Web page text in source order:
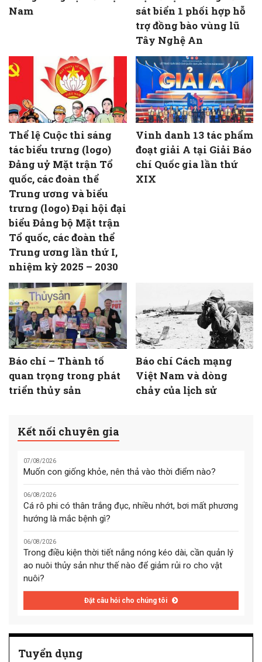
Nam
sát biển 1 phối hợp hỗ
trợ đồng bào vùng lũ
Tây Nghệ An
Thể lệ Cuộc thi sáng
tác biểu trưng (logo)
Đảng uỷ Mặt trận Tổ
quốc, các đoàn thể
Trung ương và biểu
trưng (logo) Đại hội đại
biểu Đảng bộ Mặt trận
Tổ quốc, các đoàn thể
Trung ương lần thứ I,
nhiệm kỳ 2025 – 2030
Vinh danh 13 tác phẩm
đoạt giải A tại Giải Báo
chí Quốc gia lần thứ
XIX
Báo chí – Thành tố
quan trọng trong phát
triển thủy sản
Báo chí Cách mạng
Việt Nam và dòng
chảy của lịch sử
Kết nối chuyên gia
07/08/2026
Muốn con giống khỏe, nên thả vào thời điểm nào?
06/08/2026
Cá rô phi có thân trắng đục, nhiều nhớt, bơi mất phương
hướng là mắc bệnh gì?
06/08/2026
Trong điều kiện thời tiết nắng nóng kéo dài, cần quản lý
ao nuôi thủy sản như thế nào để giảm rủi ro cho vật
nuôi?
Đặt câu hỏi cho chúng tôi
Tuyển dụng